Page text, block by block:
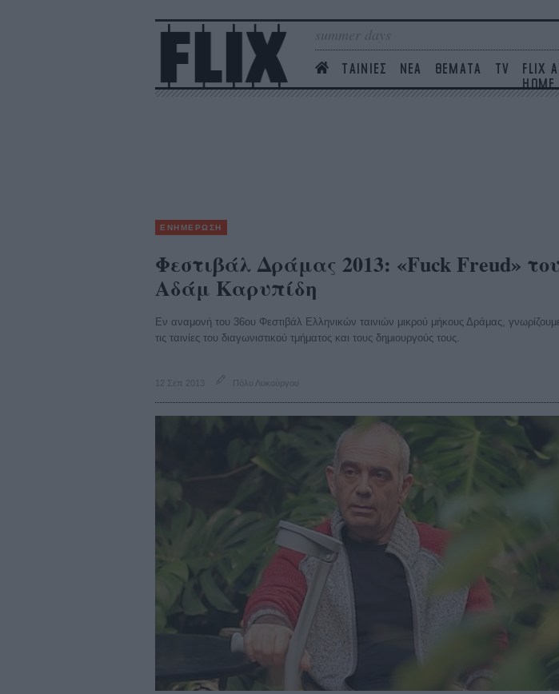
summer days
ΤΑΙΝΙΕΣ ΝΕΑ ΘΕΜΑΤΑ TV
FLIX
HOME
ΕΝΗΜΕΡΩΣΗ
Φεστιβάλ Δράμας 2013: «Fuck Freud»
Αδάμ Καρυπίδη
Εν αναμονή του 36ου Φεστιβάλ Ελληνικών ταινιών μικρού μήκους Δράμας,
τις ταινίες του διαγωνιστικού τμήματος και τους δημιουργούς τους.
12 Σεπ 2013 Πόλυ Λυκούργου